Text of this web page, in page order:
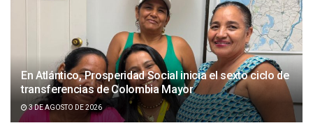
En Atlántico, Prosperidad Social inicia el sexto ciclo de
transferencias de Colombia Mayor
3 DE AGOSTO DE 2026